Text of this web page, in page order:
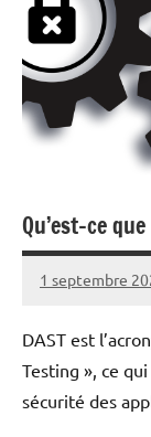
Qu’est-ce
1 septembre
nohackme
Aucun
DAST est
Testing », ce
sécurité des